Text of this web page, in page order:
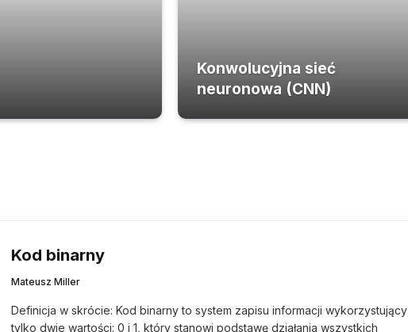
Konwolucyjna sieć
neuronowa (CNN)
Kod binarny
Mateusz Miller
Definicja w skrócie: Kod binarny to system zapisu informacji wykorzystujący
tylko dwie wartości: 0 i 1, który stanowi podstawę działania wszystkich